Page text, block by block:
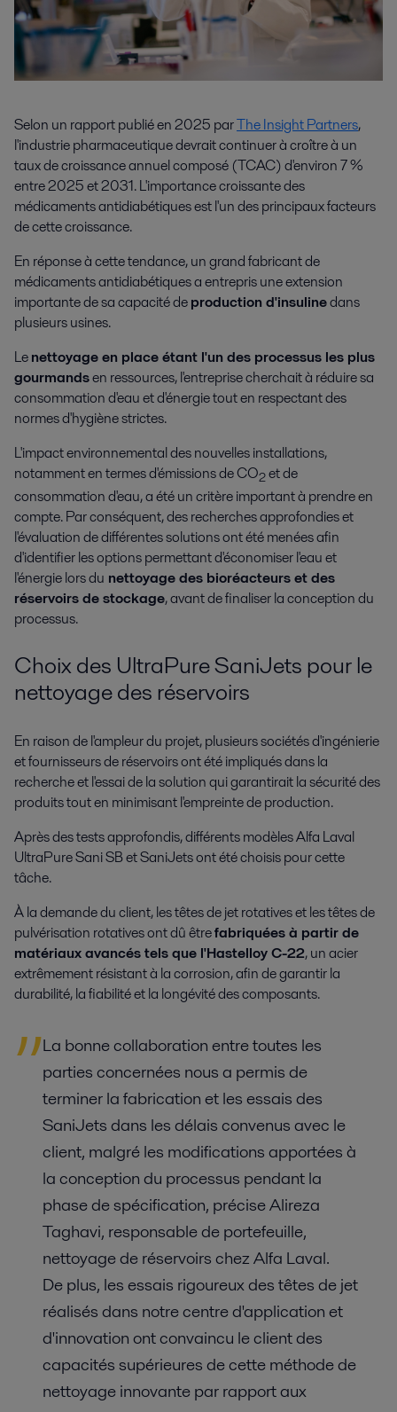
Selon un rapport publié en 2025 parThe Insight Partners,
l'industrie pharmaceutique devrait continuer à croître à un
taux de croissance annuel composé (TCAC) d'environ 7 %
entre 2025 et 2031. L'importance croissante des
médicaments antidiabétiques est l'un des principaux facteurs
de cette croissance.
En réponse à cette tendance, un grand fabricant de
médicaments antidiabétiques a entrepris une extension
importante de sa capacité deproduction d'insulinedans
plusieurs usines.
Lenettoyage en place étant l'un des processus les plus
gourmandsen ressources, l'entreprise cherchait à réduire sa
consommation d'eau et d'énergie tout en respectant des
normes d'hygiène strictes.
L'impact environnemental des nouvelles installations,
notamment en termes d'émissions de CO2et de
consommation d'eau, a été un critère important à prendre en
compte. Par conséquent, des recherches approfondies et
l'évaluation de différentes solutions ont été menées afin
d'identifier les options permettant d'économiser l'eau et
l'énergie lors du nettoyage des bioréacteurs et des
réservoirs de stockage, avant de finaliser la conception du
processus.
Choix des UltraPure SaniJets pour le
nettoyage des réservoirs
En raison de l'ampleur du projet, plusieurs sociétés d'ingénierie
et fournisseurs de réservoirs ont été impliqués dans la
recherche et l'essai de la solution qui garantirait la sécurité des
produits tout en minimisant l'empreinte de production.
Après des tests approfondis, différents modèles Alfa Laval
UltraPure Sani SB et SaniJets ont été choisis pour cette
tâche.
À la demande du client, les têtes de jet rotatives et les têtes de
pulvérisation rotatives ont dû êtrefabriquées à partir de
matériaux avancés tels que l'Hastelloy C-22, un acier
extrêmement résistant à la corrosion, afin de garantir la
durabilité, la fiabilité et la longévité des composants.
La bonne collaboration entre toutes les
parties concernées nous a permis de
terminer la fabrication et les essais des
SaniJets dans les délais convenus avec le
client, malgré les modifications apportées à
la conception du processus pendant la
phase de spécification, précise Alireza
Taghavi, responsable de portefeuille,
nettoyage de réservoirs chez Alfa Laval.
De plus, les essais rigoureux des têtes de jet
réalisés dans notre centre d'application et
d'innovation ont convaincu le client des
capacités supérieures de cette méthode de
nettoyage innovante par rapport aux